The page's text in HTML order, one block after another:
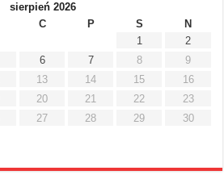
sierpień 2026
C P S
N
1
2
6 7 8
9
13 14 15
16
20 21 22
23
27 28 29
30